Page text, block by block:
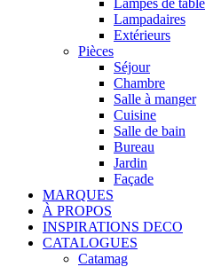
Lampadaires
Extérieurs
Pièces
Séjour
Chambre
Salle à manger
Cuisine
Salle de bain
Bureau
Jardin
Façade
MARQUES
À PROPOS
INSPIRATIONS DECO
CATALOGUES
Catamag